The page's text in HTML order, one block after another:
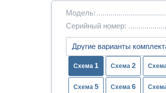
Модель:
Серийный номер:
1 2
5 6